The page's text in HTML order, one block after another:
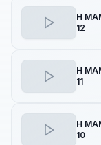
Η
12
Η
11
Η
10